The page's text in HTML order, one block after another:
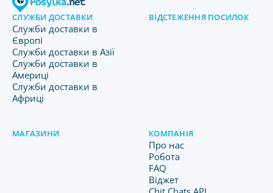
СЛУЖБИ ДОСТАВКИ
Служби доставки в
Європі
Служби доставки в Азії
Служби доставки в
Америці
Служби доставки в
Африці
ВІДСТЕЖЕННЯ ПОСИЛОК
МАГАЗИНИ КОМПАНІЯ
Про нас
Робота
FAQ
Віджет